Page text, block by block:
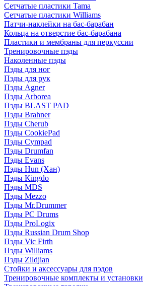
Сетчатые пластики Tama
Сетчатые пластики Williams
Патчи-наклейки на бас-барабан
Кольца на отверстие бас-барабана
Пластики и мембраны для перкуссии
Тренировочные пэды
Наколенные пэды
Пэды для ног
Пэды для рук
Пэды Agner
Пэды Arborea
Пэды BLAST PAD
Пэды Brahner
Пэды Cherub
Пэды CookiePad
Пэды Cympad
Пэды Drumfan
Пэды Evans
Пэды Hun (Хан)
Пэды Kingdo
Пэды MDS
Пэды Mezzo
Пэды Mr.Drummer
Пэды PC Drums
Пэды ProLogix
Пэды Russian Drum Shop
Пэды Vic Firth
Пэды Williams
Пэды Zildjian
Стойки и аксессуары для пэдов
Тренировочные комплекты и установки